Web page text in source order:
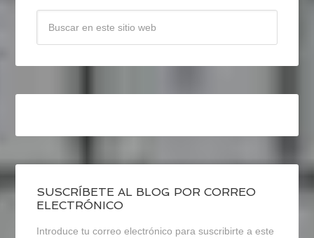
SUSCRÍBETE AL BLOG POR CORREO
ELECTRÓNICO
Introduce tu correo electrónico para suscribirte a este